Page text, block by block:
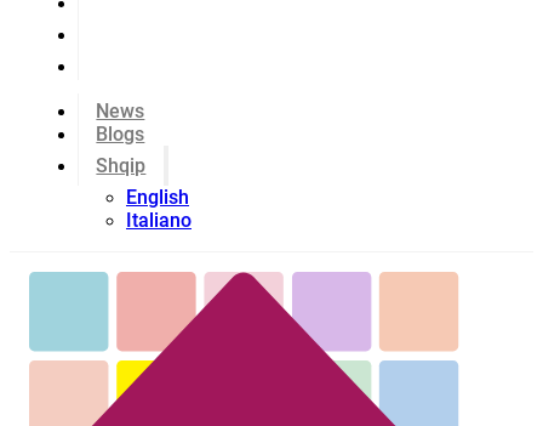
News
Blogs
Shqip
English
Italiano